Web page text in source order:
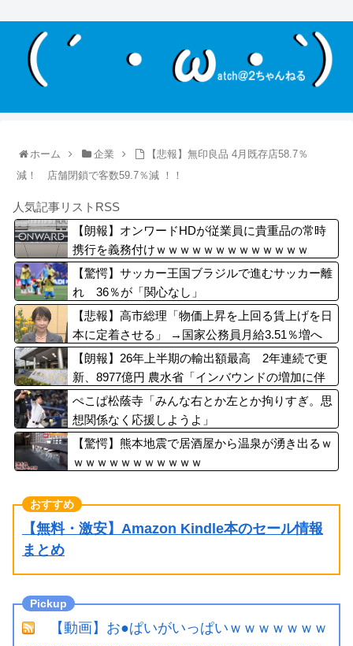
ホーム 企業
【悲報】無印良品 4月既存店58.7％
減！ 店舗閉鎖で客数59.7％減 ！！
人気記事リストRSS
【朗報】オンワードHDが従業員に貴重品の常時
携行を義務付けｗｗｗｗｗｗｗｗｗｗｗｗｗ
【驚愕】サッカー王国ブラジルで進むサッカー離
れ 36％が「関心なし」
【悲報】高市総理「物価上昇を上回る賃上げを日
本に定着させる」 →国家公務員月給3.51％増へ
地方公務員も追随する見通し
【朗報】26年上半期の輸出額最高 2年連続で更
新、8977億円 農水省「インバウンドの増加に伴
い、日本食の認知度が向上」
ぺこぱ松蔭寺「みんな右とか左とか拘りすぎ。思
想関係なく応援しようよ」
【驚愕】熊本地震で居酒屋から温泉が湧き出るｗ
ｗｗｗｗｗｗｗｗｗｗｗ
【無料・激安】Amazon Kindle本のセール情報
まとめ
【動画】お●ぱいがいっぱいｗｗｗｗｗｗｗ